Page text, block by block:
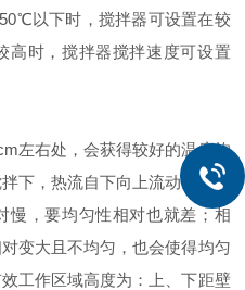
以下时，搅拌器可设置在较
高时，搅拌器搅拌速度可设置
左右处，会获得较好的温度均
下，热流自下向上流动，则越
慢，要均匀性相对也就差；相
变大且不均匀，也会使得均匀
工作区域高度为：上、下距壁